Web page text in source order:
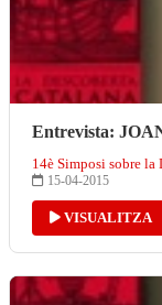
Entrevista:
14è Simposi sobre la
15-04-2015
VISUALITZA